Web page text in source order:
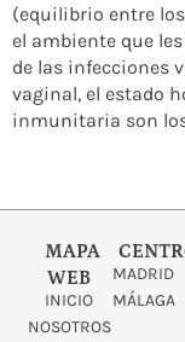
(equilibrio entre
el ambiente que
de las infecciones
vaginal, el estado
inmunitaria son
MAPA
WEB
INICIO
NOSOTROS
MADRID
MÁLAGA